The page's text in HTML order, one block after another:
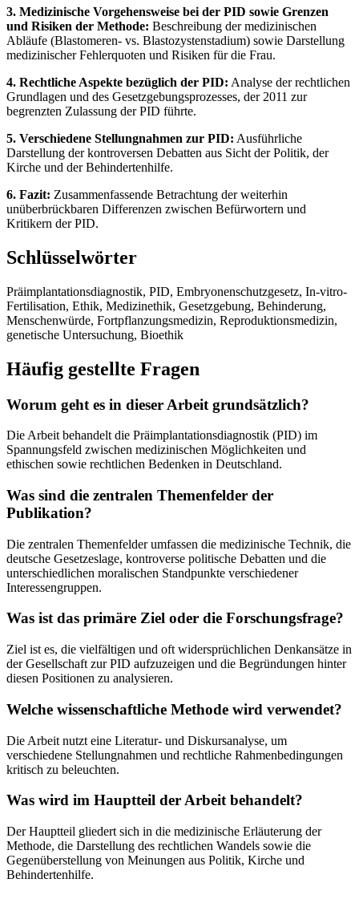
3. Medizinische Vorgehensweise bei der PID sowie Grenzen
und Risiken der Methode: Beschreibung der medizinischen
Abläufe (Blastomeren- vs. Blastozystenstadium) sowie Darstellung
medizinischer Fehlerquoten und Risiken für die Frau.
4. Rechtliche Aspekte bezüglich der PID: Analyse der rechtlichen
Grundlagen und des Gesetzgebungsprozesses, der 2011 zur
begrenzten Zulassung der PID führte.
5. Verschiedene Stellungnahmen zur PID: Ausführliche
Darstellung der kontroversen Debatten aus Sicht der Politik, der
Kirche und der Behindertenhilfe.
6. Fazit: Zusammenfassende Betrachtung der weiterhin
unüberbrückbaren Differenzen zwischen Befürwortern und
Kritikern der PID.
Schlüsselwörter
Präimplantationsdiagnostik, PID, Embryonenschutzgesetz, In-vitro-
Fertilisation, Ethik, Medizinethik, Gesetzgebung, Behinderung,
Menschenwürde, Fortpflanzungsmedizin, Reproduktionsmedizin,
genetische Untersuchung, Bioethik
Häufig gestellte Fragen
Worum geht es in dieser Arbeit grundsätzlich?
Die Arbeit behandelt die Präimplantationsdiagnostik (PID) im
Spannungsfeld zwischen medizinischen Möglichkeiten und
ethischen sowie rechtlichen Bedenken in Deutschland.
Was sind die zentralen Themenfelder der
Publikation?
Die zentralen Themenfelder umfassen die medizinische Technik, die
deutsche Gesetzeslage, kontroverse politische Debatten und die
unterschiedlichen moralischen Standpunkte verschiedener
Interessengruppen.
Was ist das primäre Ziel oder die Forschungsfrage?
Ziel ist es, die vielfältigen und oft widersprüchlichen Denkansätze in
der Gesellschaft zur PID aufzuzeigen und die Begründungen hinter
diesen Positionen zu analysieren.
Welche wissenschaftliche Methode wird verwendet?
Die Arbeit nutzt eine Literatur- und Diskursanalyse, um
verschiedene Stellungnahmen und rechtliche Rahmenbedingungen
kritisch zu beleuchten.
Was wird im Hauptteil der Arbeit behandelt?
Der Hauptteil gliedert sich in die medizinische Erläuterung der
Methode, die Darstellung des rechtlichen Wandels sowie die
Gegenüberstellung von Meinungen aus Politik, Kirche und
Behindertenhilfe.